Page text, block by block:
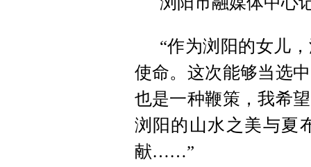
“作为浏阳的女儿
使命。这次能够当选
也是一种鞭策，我希
浏阳的山水之美与夏
献……”